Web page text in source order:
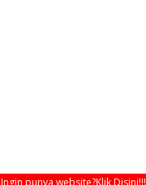
Ingin punya website?Klik Disini!!!